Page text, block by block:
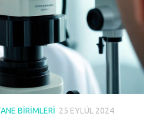
BIRIMLERI 25 EYLÜL 2024